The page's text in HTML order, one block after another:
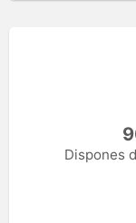
Dispones